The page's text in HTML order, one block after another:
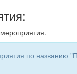
по названию